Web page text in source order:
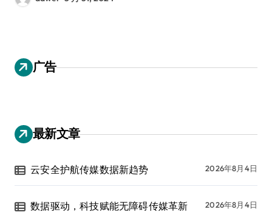
广告
最新文章
云安全护航传媒数据新趋势 2026年8月4日
数据驱动，科技赋能无障碍传媒革新 2026年8月4日